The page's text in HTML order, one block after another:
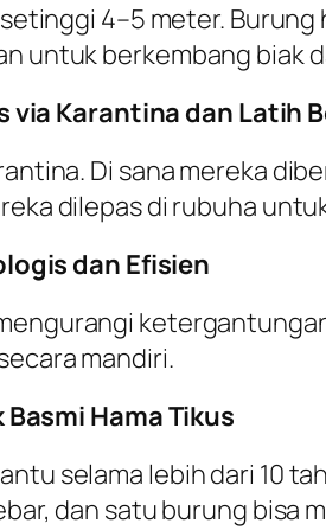
4–5 meter.
untuk berkembang biak
via Karantina dan Latih
Di sana mereka
dilepas di rubuha
dan Efisien
mandiri.
Hama Tikus
selama lebih dari 10
dan satu burung bisa